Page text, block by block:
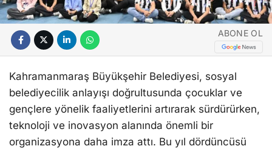
ABONE OL
Kahramanmaraş Büyükşehir Belediyesi, sosyal
belediyecilik anlayışı doğrultusunda çocuklar ve
gençlere yönelik faaliyetlerini artırarak sürdürürken,
teknoloji ve inovasyon alanında önemli bir
organizasyona daha imza attı. Bu yıl dördüncüsü